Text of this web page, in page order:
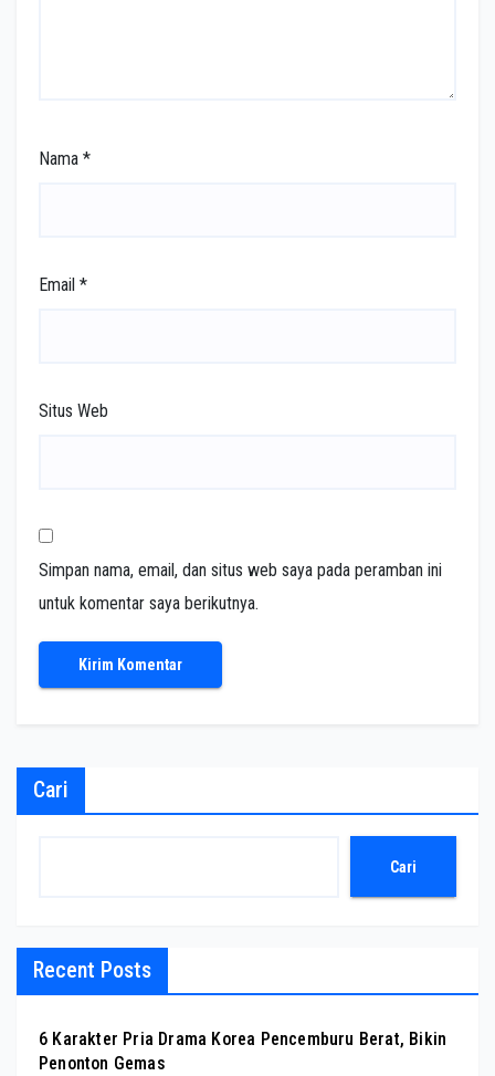
Nama *
Email *
Situs Web
Simpan nama, email, dan situs web saya pada peramban ini
untuk komentar saya berikutnya.
Cari
Cari
Recent Posts
6 Karakter Pria Drama Korea Pencemburu Berat, Bikin
Penonton Gemas